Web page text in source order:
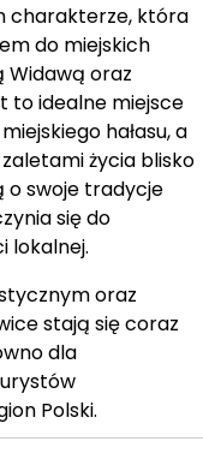
charakterze, która
do miejskich
Widawą oraz
to idealne miejsce
hałasu, a
życia blisko
o swoje tradycje
się do
lokalnej.
oraz
stają się coraz
dla
Polski.